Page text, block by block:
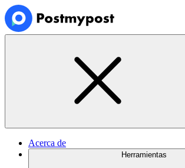
Acerca de
Herramientas